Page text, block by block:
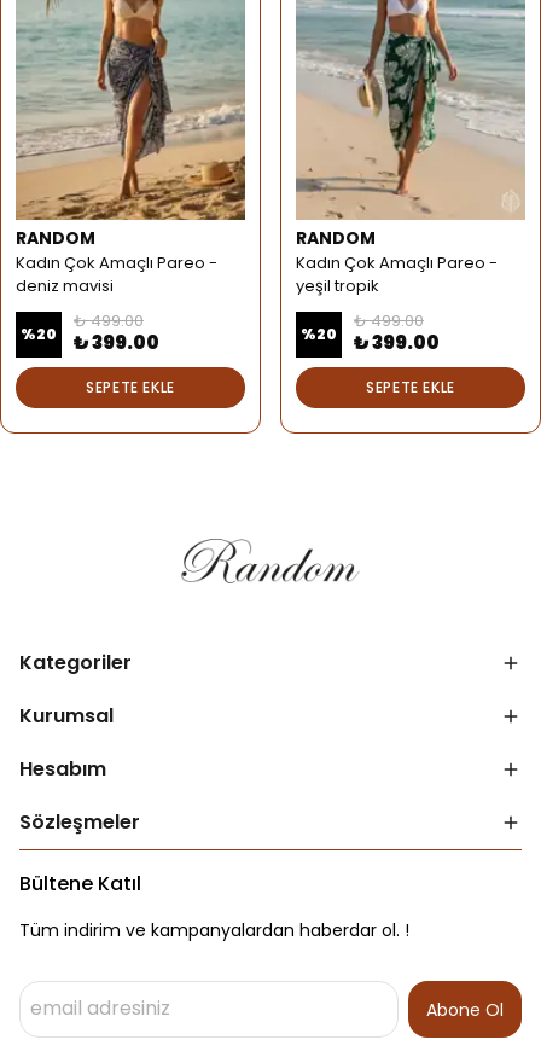
RANDOM
Kadın Çok Amaçlı Pareo -
deniz mavisi
%20
₺ 499.00
₺ 399.00
SEPETE EKLE
RANDOM
Kadın Çok Amaçlı Pareo -
yeşil tropik
%20
₺ 499.00
₺ 399.00
SEPETE EKLE
Kategoriler
Kurumsal
Hesabım
Sözleşmeler
Bültene Katıl
Tüm indirim ve kampanyalardan haberdar ol. !
Abone Ol